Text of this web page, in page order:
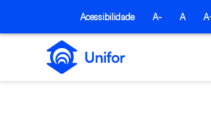
Pular para o Conteúdo principal
Acessibilidade A- A